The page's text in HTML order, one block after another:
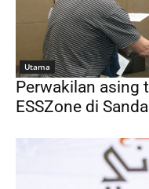
Utama
Perwakilan asing
ESSZone di